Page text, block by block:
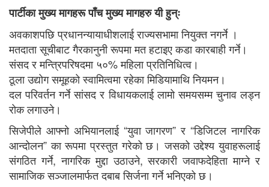
पार्टीका मुख्य मागहरू पाँच मुख्य मागहरु यी हुन्ः
अवकाशपछि प्रधानन्यायाधीशलाई राज्यसभामा नियुक्त नगर्ने ।
मतदाता सूचीबाट गैरकानुनी रूपमा मत हटाइए कडा कारबाही गर्ने।
संसद र मन्त्रिपरिषदमा ५०% महिला प्रतिनिधित्व।
ठूला उद्योग समूहको स्वामित्वमा रहेका मिडियामाथि नियमन।
दल परिवर्तन गर्ने सांसद र विधायकलाई लामो समयसम्म चुनाव लड्न
रोक लगाउने।
सिजेपीले आफ्नो अभियानलाई “युवा जागरण” र “डिजिटल नागरिक
आन्दोलन” का रूपमा प्रस्तुत गरेको छ। जसको उद्देश्य युवाहरूलाई
संगठित गर्ने, नागरिक मुद्दा उठाउने, सरकारी जवाफदेहिता माग्ने र
सामाजिक सञ्जालमार्फत दबाब सिर्जना गर्ने भनिएको छ।